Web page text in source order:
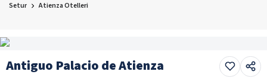
Setur Atienza Otelleri
Antiguo Palacio de Atienza